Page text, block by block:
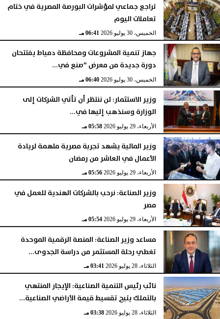
تراجع جماعي لمؤشرات البورصة المصرية في ختام
تعاملات اليوم
الخميس، 30 يوليو 2026 06:41 مـ
جهاز تنمية المشروعات ومحافظة دمياط يفتتحان
دورة جديدة من معرض ”صنع في...
الخميس، 30 يوليو 2026 06:40 مـ
وزير الاستثمار: لن ننتظر أن تأتي الشركات إلى
الوزارة وسنذهب إليها في...
الأربعاء، 29 يوليو 2026 05:58 مـ
وزير المالية يشهد تجربة مصرية ملهمة لريادة
الأعمال في العاشر من رمضان
الأربعاء، 29 يوليو 2026 05:56 مـ
وزير الصناعة: نرحب بالشركات الهندية للعمل في
مصر
الأربعاء، 29 يوليو 2026 05:54 مـ
مساعد وزير الصناعة: المنصة الرقمية الموحدة
تغطي رحلة المستثمر من دراسة الجدوى...
الثلاثاء، 28 يوليو 2026 03:41 مـ
نائب رئيس التنمية الصناعية: الإيجار المنتهي
بالتملك يتيح تقسيط قيمة الأراضي الصناعية...
الثلاثاء، 28 يوليو 2026 03:38 مـ